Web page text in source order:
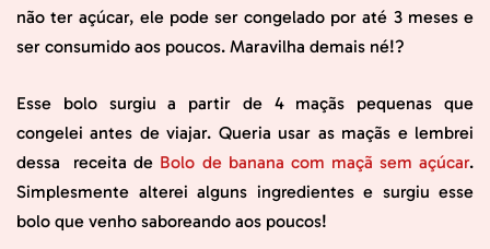
não ter açúcar, ele pode ser congelado por até 3 meses e
ser consumido aos poucos. Maravilha demais né!?
Esse bolo surgiu a partir de 4 maçãs pequenas que
congelei antes de viajar. Queria usar as maçãs e lembrei
dessa receita de Bolo de banana com maçã sem açúcar.
Simplesmente alterei alguns ingredientes e surgiu esse
bolo que venho saboreando aos poucos!